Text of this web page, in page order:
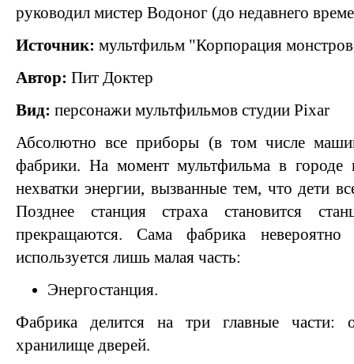
руководил мистер Водоног (до недавнего
Источник: мультфильм "Корпорация
Автор: Пит Доктер
Вид: персонажи мультфильмов студии Pixar
Абсолютно все приборы (в том числе
фабрики. На момент мультфильма в городе
нехватки энергии, вызванные тем, что дети
Позднее станция страха становится
прекращаются. Сама фабрика
используется лишь малая часть:
Энергостанция.
Фабрика делится на три главные части:
хранилище дверей.